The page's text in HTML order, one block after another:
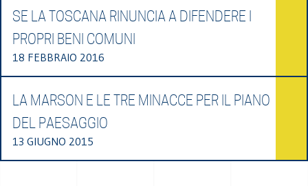
SE LA TOSCANA RINUNCIA A DIFENDERE I
PROPRI BENI COMUNI
18 FEBBRAIO 2016
LA MARSON E LE TRE MINACCE PER IL PIANO
DEL PAESAGGIO
13 GIUGNO 2015